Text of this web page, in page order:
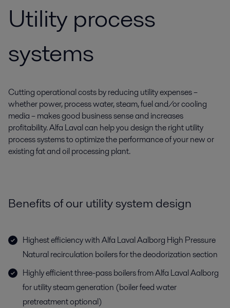
Utility process
systems
Cutting operational costs by reducing utility expenses –
whether power, process water, steam, fuel and/or cooling
media – makes good business sense and increases
profitability. Alfa Laval can help you design the right utility
process systems to optimize the performance of your new or
existing fat and oil processing plant.
Benefits of our utility system design
Highest efficiency with Alfa Laval Aalborg High Pressure
Natural recirculation boilers for the deodorization section
Highly efficient three-pass boilers from Alfa Laval Aalborg
for utility steam generation (boiler feed water
pretreatment optional)